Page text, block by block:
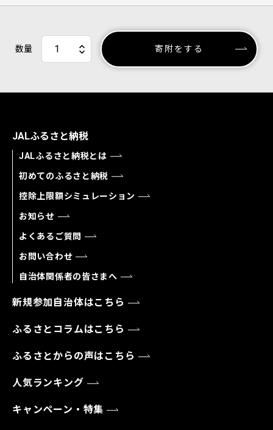
数量 寄附をする
JALふるさと納税
JALふるさと納税とは
初めてのふるさと納税
控除上限額シミュレーション
お知らせ
よくあるご質問
お問い合わせ
自治体関係者の皆さまへ
新規参加自治体はこちら
ふるさとコラムはこちら
ふるさとからの声はこちら
人気ランキング
キャンペーン・特集